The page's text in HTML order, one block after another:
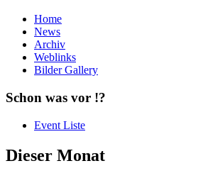
Home
News
Archiv
Weblinks
Bilder Gallery
Schon was vor !?
Event Liste
Dieser Monat